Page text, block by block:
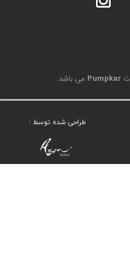
Pumpkar می باشد.
طراحی شده توسط :